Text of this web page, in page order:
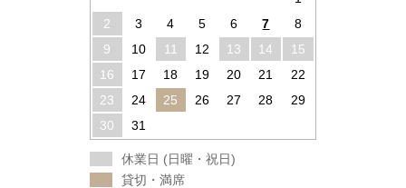
2
3 4 5 6 7
8
9
10 11 12 13 14
15
16
17 18 19 20 21
22
23
24 25 26 27 28
29
30
31
休業日 (日曜・祝日)
貸切・満席